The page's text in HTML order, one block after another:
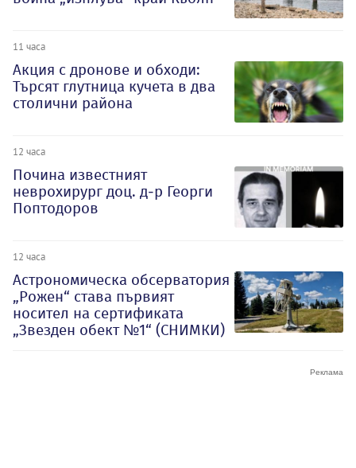
11 часа
Акция с дронове и обходи:
Търсят глутница кучета в два
столични района
12 часа
Почина известният
неврохирург доц. д-р Георги
Поптодоров
12 часа
Астрономическа обсерватория
„Рожен“ става първият
носител на сертификата
„Звезден обект №1“ (СНИМКИ)